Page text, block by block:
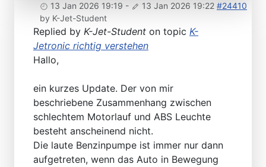
13 Jan 2026 19:19 - 13 Jan 2026 19:22 #24410
by K-Jet-Student
Replied by K-Jet-Student on topic K-
Jetronic richtig verstehen
Hallo,
ein kurzes Update. Der von mir
beschriebene Zusammenhang zwischen
schlechtem Motorlauf und ABS Leuchte
besteht anscheinend nicht.
Die laute Benzinpumpe ist immer nur dann
aufgetreten, wenn das Auto in Bewegung